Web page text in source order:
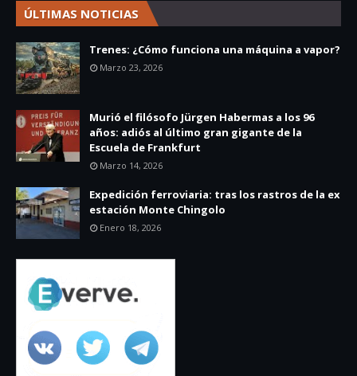
ÚLTIMAS NOTICIAS
Trenes: ¿Cómo funciona una máquina a vapor?
Marzo 23, 2026
Murió el filósofo Jürgen Habermas a los 96
años: adiós al último gran gigante de la
Escuela de Frankfurt
Marzo 14, 2026
Expedición ferroviaria: tras los rastros de la ex
estación Monte Chingolo
Enero 18, 2026